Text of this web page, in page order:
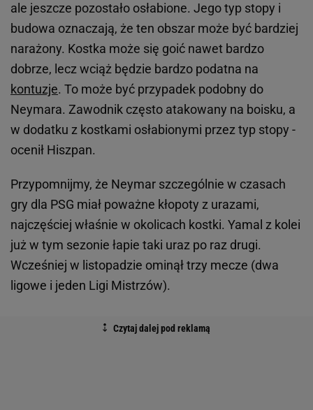
ale jeszcze pozostało osłabione. Jego typ stopy i
budowa oznaczają, że ten obszar może być bardziej
narażony. Kostka może się goić nawet bardzo
dobrze, lecz wciąż będzie bardzo podatna na
kontuzje. To może być przypadek podobny do
Neymara. Zawodnik często atakowany na boisku, a
w dodatku z kostkami osłabionymi przez typ stopy -
ocenił Hiszpan.
Przypomnijmy, że Neymar szczególnie w czasach
gry dla PSG miał poważne kłopoty z urazami,
najczęściej właśnie w okolicach kostki. Yamal z kolei
już w tym sezonie łapie taki uraz po raz drugi.
Wcześniej w listopadzie ominął trzy mecze (dwa
ligowe i jeden Ligi Mistrzów).